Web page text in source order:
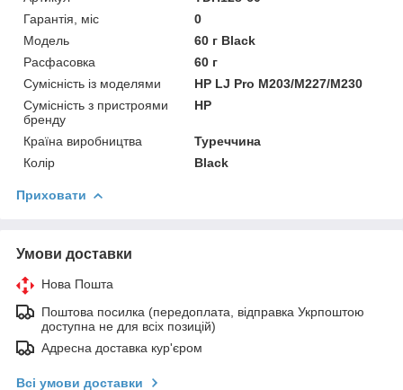
Гарантія, міс
0
Мoдель
60 г Black
Расфасовка
60 г
Сумісність із моделями
HP LJ Pro M203/M227/M230
Сумісність з пристроями
бренду
HP
Країна виробництва
Туреччина
Колір
Black
Приховати
Умови доставки
Нова Пошта
Поштова посилка (передоплата, відправка Укрпоштою
доступна не для всіх позицій)
Адресна доставка кур'єром
Всі умови доставки